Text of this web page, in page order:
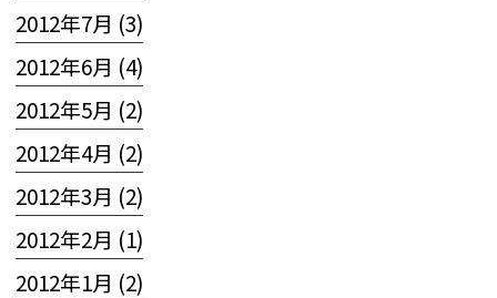
2012年7月 (3)
2012年6月 (4)
2012年5月 (2)
2012年4月 (2)
2012年3月 (2)
2012年2月 (1)
2012年1月 (2)